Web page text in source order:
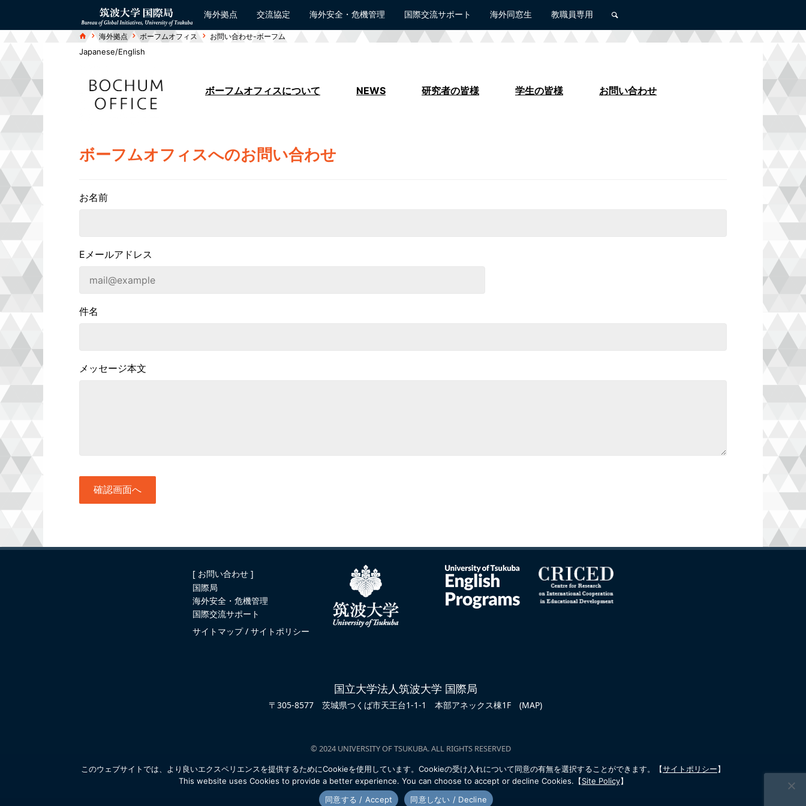
ン
Bureau of
Global
Initiatives
海外拠点 交流協定 海外安全・危機管理 国際交流サポート 海外同窓生 教職員専用
ホ
ム
海外拠点 ボーフムオフィス お問い合わせ-ボーフム
Japanese/English
ボーフムオフィスについて NEWS 研究者の皆様 学生の皆様 お問い合わせ
ボーフムオフィスへのお問い合わせ
お名前
Eメールアドレス
件名
メッセージ本文
[ お問い合わせ ]
国際局
海外安全・危機管理
国際交流サポート
サイトマップ
サイトポリシー
国立大学法人筑波大学 国際局
〒305-8577 茨城県つくば市天王台1-1-1 本部アネックス棟1F (MAP)
© 2024 UNIVERSITY OF TSUKUBA. ALL RIGHTS RESERVED
このウェブサイトでは、より良いエクスペリエンスを提供するためにCookieを使用しています。 Cookieの受け入れについて同意の有無を選択することができます。 【サイトポリシー】
This website uses Cookies to provide a better experience. You can choose to accept or decline Cookies. 【Site Policy】
同意する / Accept
同意しない / Decline